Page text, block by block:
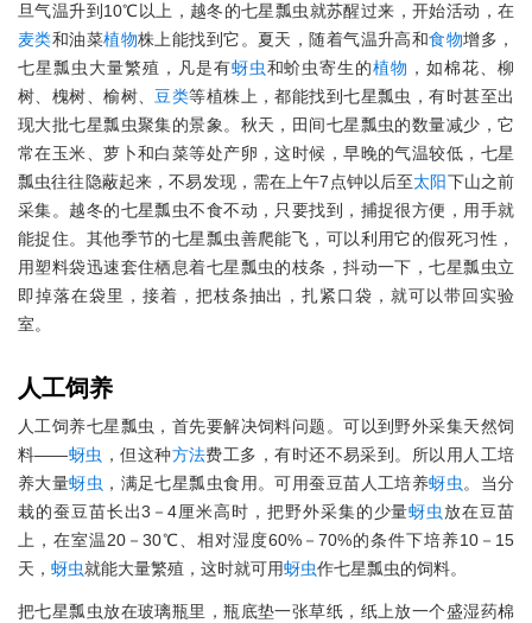
旦气温升到10℃以上，越冬的七星瓢虫就苏醒过来，开始活动，在
麦类和油菜植物株上能找到它。夏天，随着气温升高和食物增多，
七星瓢虫大量繁殖，凡是有蚜虫和蚧虫寄生的植物 ，如棉花、柳
树、槐树、榆树、 豆类等植株上，都能找到七星瓢虫，有时甚至出
现大批七星瓢虫聚集的景象。秋天，田间七星瓢虫的数量减少，它
常在玉米、萝卜和白菜等处产卵，这时候，早晚的气温较低，七星
瓢虫往往隐蔽起来，不易发现，需在上午7点钟以后至太阳下山之前
采集。越冬的七星瓢虫不食不动，只要找到，捕捉很方便，用手就
能捉住。其他季节的七星瓢虫善爬能飞，可以利用它的假死习性，
用塑料袋迅速套住栖息着七星瓢虫的枝条，抖动一下，七星瓢虫立
即掉落在袋里，接着，把枝条抽出，扎紧口袋，就可以带回实验
室。
人工饲养
人工饲养七星瓢虫，首先要解决饲料问题。可以到野外采集天然饲
料——蚜虫 ，但这种方法费工多，有时还不易采到。所以用人工培
养大量蚜虫 ，满足七星瓢虫食用。可用蚕豆苗人工培养蚜虫 。当分
栽的蚕豆苗长出3－4厘米高时，把野外采集的少量蚜虫 放在豆苗
上，在室温20－30℃、相对湿度60%－70%的条件下培养10－15
天， 蚜虫就能大量繁殖，这时就可用蚜虫作七星瓢虫的饲料。
把七星瓢虫放在玻璃瓶里，瓶底垫一张草纸，纸上放一个盛湿药棉